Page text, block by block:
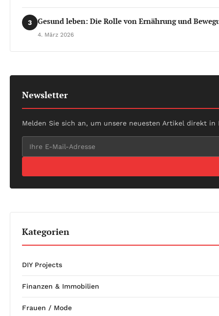
3 Gesund leben: Die Rolle von Ernährung und
4. März 2026
Newsletter
Melden Sie sich an, um unsere neuesten Artikel direkt
Kategorien
DIY Projects
Finanzen & Immobilien
Frauen / Mode